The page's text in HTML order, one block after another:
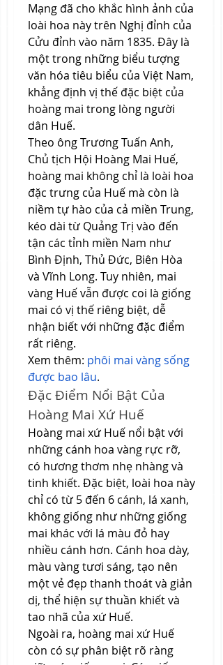
Mạng đã cho khắc hình ảnh của
loài hoa này trên Nghị đỉnh của
Cửu đỉnh vào năm 1835. Đây là
một trong những biểu tượng
văn hóa tiêu biểu của Việt Nam,
khẳng định vị thế đặc biệt của
hoàng mai trong lòng người
dân Huế.
Theo ông Trương Tuấn Anh,
Chủ tịch Hội Hoàng Mai Huế,
hoàng mai không chỉ là loài hoa
đặc trưng của Huế mà còn là
niềm tự hào của cả miền Trung,
kéo dài từ Quảng Trị vào đến
tận các tỉnh miền Nam như
Bình Định, Thủ Đức, Biên Hòa
và Vĩnh Long. Tuy nhiên, mai
vàng Huế vẫn được coi là giống
mai có vị thế riêng biệt, dễ
nhận biết với những đặc điểm
rất riêng.
Xem thêm: phôi mai vàng sống
được bao lâu.
Đặc Điểm Nổi Bật Của
Hoàng Mai Xứ Huế
Hoàng mai xứ Huế nổi bật với
những cánh hoa vàng rực rỡ,
có hương thơm nhẹ nhàng và
tinh khiết. Đặc biệt, loài hoa này
chỉ có từ 5 đến 6 cánh, lá xanh,
không giống như những giống
mai khác với lá màu đỏ hay
nhiều cánh hơn. Cánh hoa dày,
màu vàng tươi sáng, tạo nên
một vẻ đẹp thanh thoát và giản
dị, thể hiện sự thuần khiết và
tao nhã của xứ Huế.
Ngoài ra, hoàng mai xứ Huế
còn có sự phân biệt rõ ràng